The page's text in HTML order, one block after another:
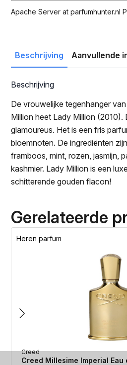
Apache Server at parfumhunter.nl
Beschrijving Aanvullende
Beschrijving
De vrouwelijke tegenhanger
Million heet Lady Million (2010).
glamoureus. Het is een fris
bloemnoten. De ingrediënten
framboos, mint, rozen, jasmijn,
kashmier. Lady Million is een
schitterende gouden flacon!
Gerelateerde
Heren parfum
Creed
Creed Millesime Imperial Eau